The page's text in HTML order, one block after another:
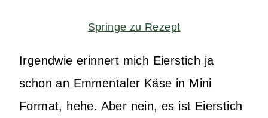
Springe zu Rezept
Irgendwie erinnert mich Eierstich ja
schon an Emmentaler Käse in Mini
Format, hehe. Aber nein, es ist Eierstich